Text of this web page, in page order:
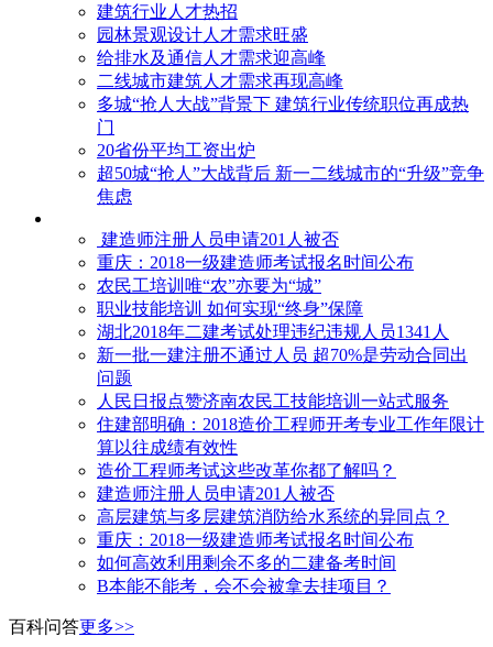
建筑行业人才热招
园林景观设计人才需求旺盛
给排水及通信人才需求迎高峰
二线城市建筑人才需求再现高峰
多城“抢人大战”背景下 建筑行业传统职位再成热
门
20省份平均工资出炉
超50城“抢人”大战背后 新一二线城市的“升级”竞争
焦虑
建造师注册人员申请201人被否
​重庆：2018一级建造师考试报名时间公布
农民工培训唯“农”亦要为“城”
职业技能培训 如何实现“终身”保障
湖北2018年二建考试处理违纪违规人员1341人
新一批一建注册不通过人员 超70%是劳动合同出
问题
人民日报点赞济南农民工技能培训一站式服务
住建部明确：2018造价工程师开考专业工作年限计
算以往成绩有效性
造价工程师考试这些改革你都了解吗？
建造师注册人员申请201人被否
高层建筑与多层建筑消防给水系统的异同点？
​重庆：2018一级建造师考试报名时间公布
如何高效利用剩余不多的二建备考时间
B本能不能考，会不会被拿去挂项目？
百科问答更多>>